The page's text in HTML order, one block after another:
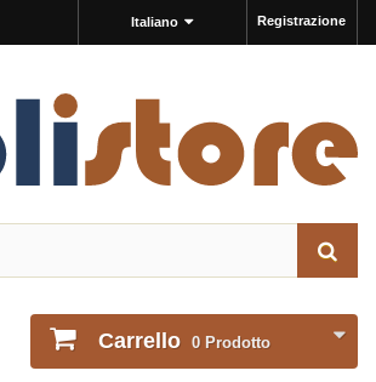
Registrazione
Italiano
Carrello 0 Prodotto